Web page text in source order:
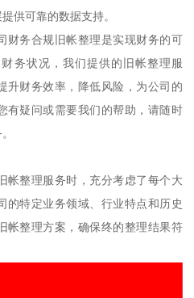
供可靠的数据支持。
财务合规旧帐整理是实现财务的可
务状况，我们提供的旧帐整理服
升财务效率，降低风险，为公司的
有疑问或需要我们的帮助，请随时
帐整理服务时，充分考虑了每个大
的特定业务领域、行业特点和历史
帐整理方案，确保终的整理结果符